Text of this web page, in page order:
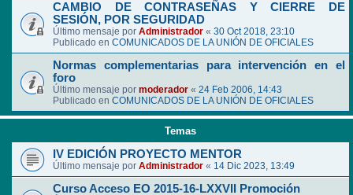
CAMBIO DE CONTRASEÑAS Y CIERRE DE
SESIÓN, POR SEGURIDAD
Último mensaje por Administrador « 30 Oct 2018, 23:10
Publicado en COMUNICADOS DE LA UNIÓN DE OFICIALES
Normas complementarias para intervención en el
foro
Último mensaje por moderador « 24 Feb 2006, 14:43
Publicado en COMUNICADOS DE LA UNIÓN DE OFICIALES
Temas
IV EDICIÓN PROYECTO MENTOR
Último mensaje por Administrador « 14 Dic 2023, 13:49
Curso Acceso EO 2015-16-LXXVII Promoción